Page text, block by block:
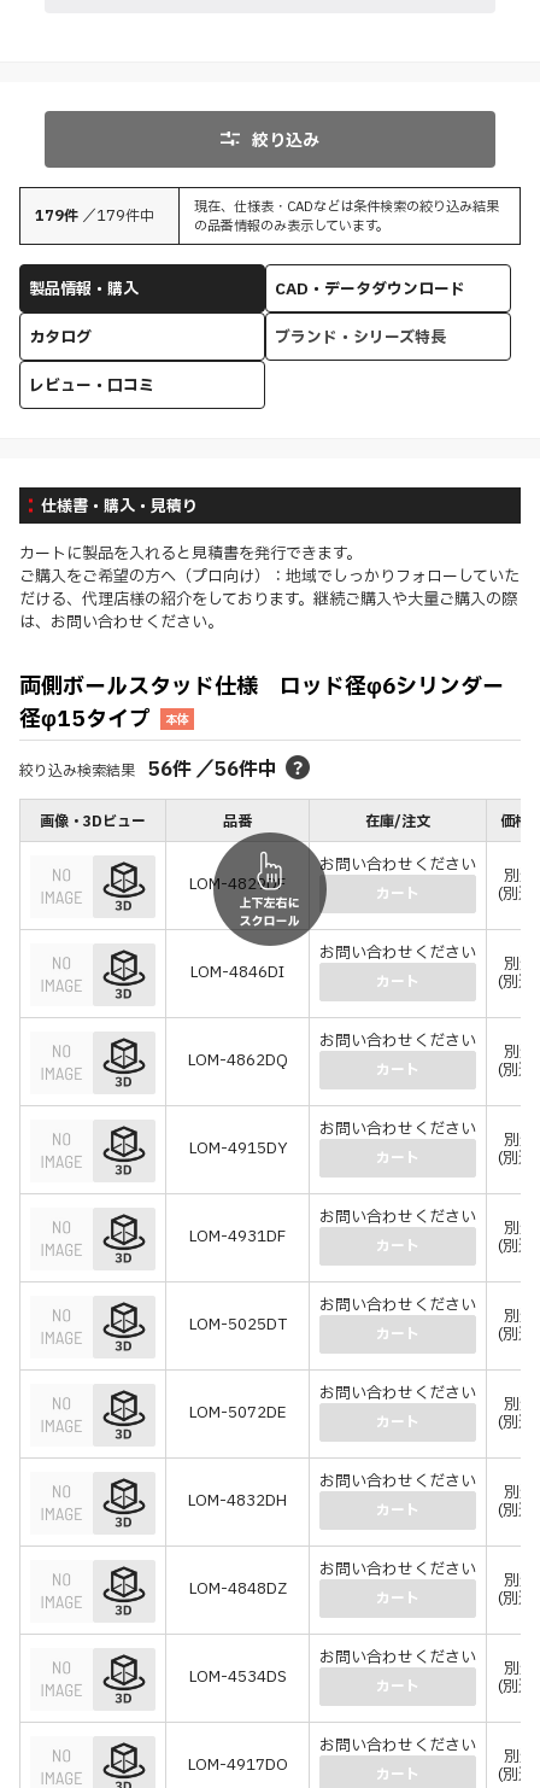
絞り込み
179件 ／179件中
現在、仕様表・CADなどは条件検索の絞り込み結果
の品番情報のみ表示しています。
製品情報・購入
CAD・データダウンロード
カタログ
ブランド・シリーズ特長
レビュー・口コミ
仕様書・購入・見積り
カートに製品を入れると見積書を発行できます。
ご購入をご希望の方へ（プロ向け）：地域でしっかりフォローしていた
だける、代理店様の紹介をしております。継続ご購入や大量ご購入の際
は、お問い合わせください。
両側ボールスタッド仕様 ロッド径φ6シリンダー
径φ15タイプ
本体
絞り込み検索結果 56件／56件中
画像・3Dビュー 品番 在庫/注文 価格(
LOM-4829DF
お問い合わせください
カート
別途
(別途
LOM-4846DI
お問い合わせください
カート
別途
(別途
LOM-4862DQ
お問い合わせください
カート
別途
(別途
LOM-4915DY
お問い合わせください
カート
別途
(別途
LOM-4931DF
お問い合わせください
カート
別途
(別途
LOM-5025DT
お問い合わせください
カート
別途
(別途
LOM-5072DE
お問い合わせください
カート
別途
(別途
LOM-4832DH
お問い合わせください
カート
別途
(別途
LOM-4848DZ
お問い合わせください
カート
別途
(別途
LOM-4534DS
お問い合わせください
カート
別途
(別途
LOM-4917DO
お問い合わせください
カート
別途
(別途